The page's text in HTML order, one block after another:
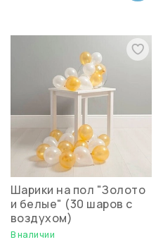
Шарики на пол "Золото
и белые" (30 шаров с
воздухом)
В наличии